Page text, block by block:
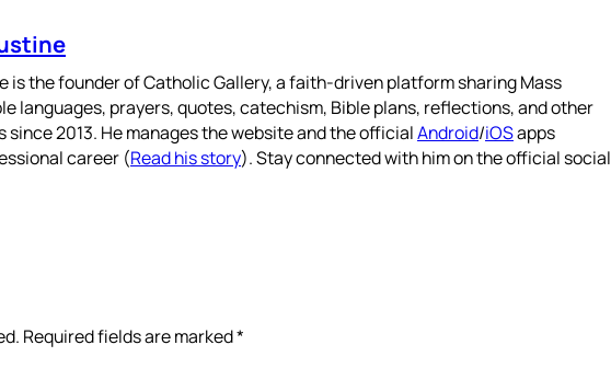
is the founder of Catholic Gallery, a faith-driven platform sharing Mass
languages, prayers, quotes, catechism, Bible plans, reflections, and other
2013. He manages the website and the officialAndroid/iOSapps
career (Read his story). Stay connected with him on the official social
Required fields are marked*